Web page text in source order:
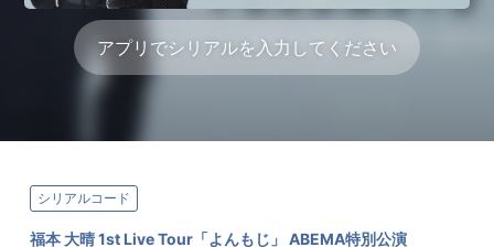
アプリでシリアルを入力してください
シリアルコード
福本 大晴 1st Live Tour「よんもじ」 ABEMA特別公演